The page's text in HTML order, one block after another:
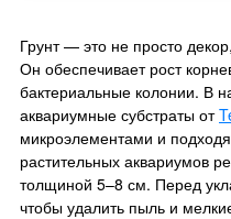
Грунт — это не просто
Он обеспечивает рост
бактериальные колонии. В
аквариумные субстраты от
микроэлементами и
растительных аквариумов
толщиной 5–8 см. Перед
чтобы удалить пыль и